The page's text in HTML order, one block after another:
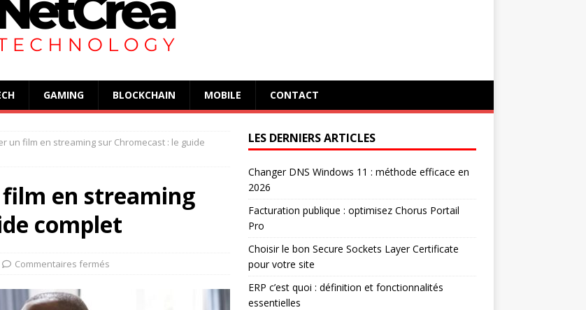
GAMING BLOCKCHAIN MOBILE CONTACT
un film en streaming sur Chromecast : le guide
en streaming
complet
Commentaires fermés
LES DERNIERS ARTICLES
Changer DNS Windows 11 : méthode efficace en
2026
Facturation publique : optimisez Chorus Portail
Pro
Choisir le bon Secure Sockets Layer Certificate
pour votre site
ERP c’est quoi : définition et fonctionnalités
essentielles